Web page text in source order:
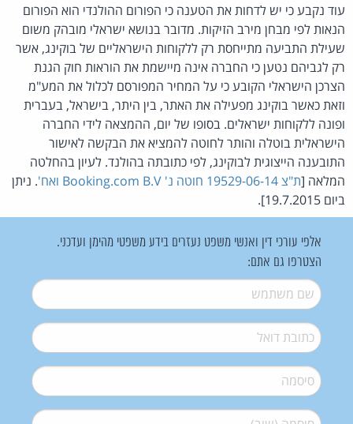
עוד נקבע כי יש לדחות את הטענה כי הפורום ההולנדי הוא הפורום
הנאות לפי מבחן מירב הזיקות. מדובר בנושא ישראלי מובהק משום
שעילת התביעה מתייחסת רק ללקוחות הישראליים של בוקינג, אשר
רק לגביהם נטען כי החברה אינה מיישמת את הוראות חוק הגנת
הצרכן הישראלי הקובע כי על המחיר המפורסם לכלול את המע"מ
וזאת כאשר בוקינג מפעילה את האתר, בין היתר, בישראל, בעברית
ופונה ללקוחות ישראלים. בסופו של יום, ההמצאה לידי החברה
הישראלית בוטלה והותר לחוטה להמציא את הבקשה לאישור
התובענה הייצוגית לבוקינג, לפי כתובתה בהולנד. לעיון בהחלטה
המלאה [ת"צ 19529-06-14 חוטה נ' Booking.com B.V ואח'
. ניתן
ביום 19.7.2015].
אלפי עורכי דין ואנשי משפט נעזרים בידע משפטי מהימן ועדכני.
הצטרפו גם אתם:
שם משתמש*
דואל*
סיסמה*
סיסמה (שוב)*